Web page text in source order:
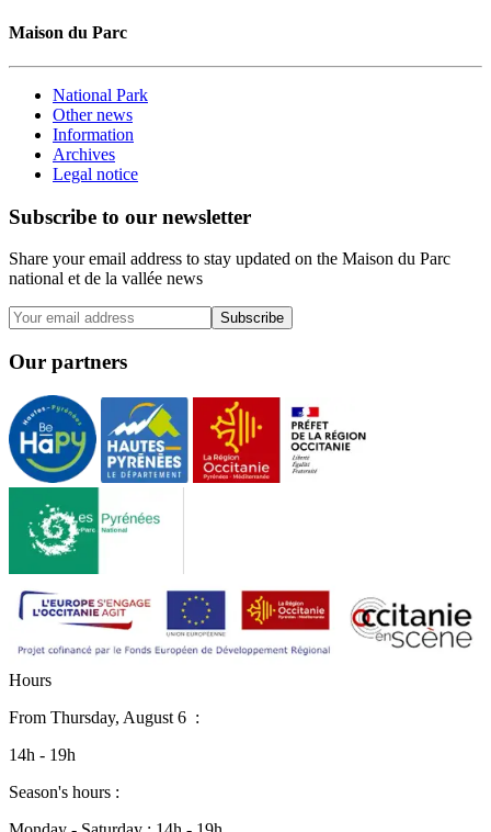
Maison du Parc
National Park
Other news
Information
Archives
Legal notice
Subscribe to our newsletter
Share your email address to stay updated on the Maison du Parc
national et de la vallée news
Subscribe
Our partners
Hours
From Thursday, August 6 :
14h - 19h
Season's hours :